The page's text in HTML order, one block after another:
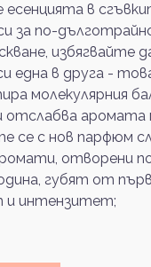
есенцията в
за по-
избягвайте
една в друга -
молекулярния
отслабва аромата
се с нов парфюм
отворени
губят от
и интензитет;